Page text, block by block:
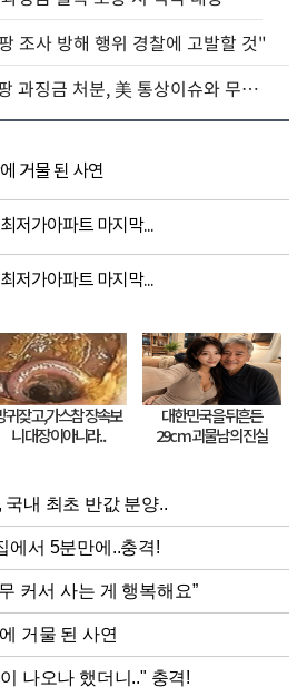
조사 방해 행위 경찰에 고발할 것"
과징금 처분, 美 통상이슈와 무